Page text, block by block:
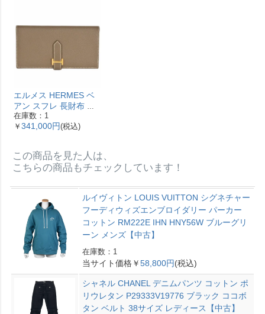
エルメス HERMES ベ
アン スフレ 長財布 ヴ
ォーエプソン Y刻印 エ
トゥープ ゴールド金具
在庫数：1
￥ 341,000円(税込)
この商品を見た人は、
こちらの商品もチェックしています！
ルイヴィトン LOUIS VUITTON シグネチャー
フーディウィズエンブロイダリー パーカー
コットン RM222E IHN HNY56W ブルーグリ
ーン メンズ【中古】
在庫数：1
当サイト価格￥58,800円(税込)
シャネル CHANEL デニムパンツ コットン ポ
リウレタン P29333V19776 ブラック ココボ
タン ベルト 38サイズ レディース【中古】